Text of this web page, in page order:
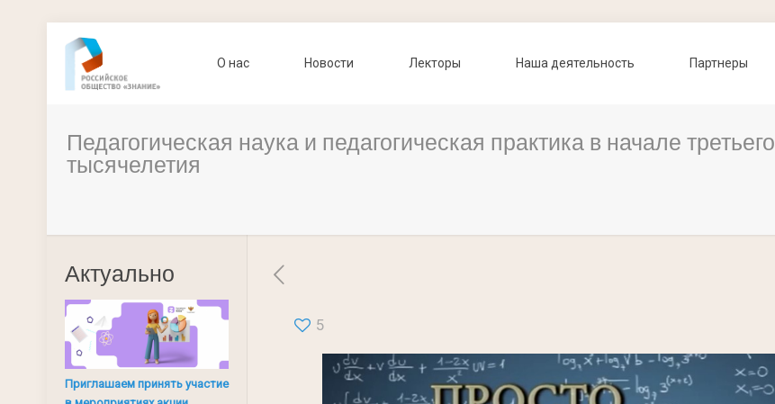
О нас Новости Лекторы Наша деятельность Партнеры
Педагогическая наука и педагогическая практика в начале третьего
тысячелетия
5
Актуально
Приглашаем принять участие